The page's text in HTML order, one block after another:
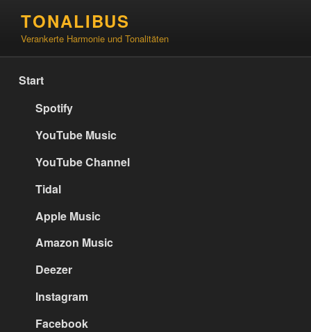
springen
TONALIBUS
Verankerte Harmonie und Tonalitäten
Start
Spotify
YouTube Music
YouTube Channel
Tidal
Apple Music
Amazon Music
Deezer
Instagram
Facebook